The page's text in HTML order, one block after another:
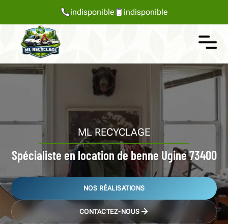
indisponible indisponible
ML RECYCLAGE
Spécialiste en location de benne Ugine 73400
NOS RÉALISATIONS
CONTACTEZ-NOUS